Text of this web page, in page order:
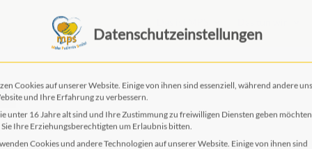
Datenschutzeinstellungen
Cookies auf unserer Website. Einige von ihnen sind essenziell, während andere uns
und Ihre Erfahrung zu verbessern.
unter 16 Jahre alt sind und Ihre Zustimmung zu freiwilligen Diensten geben möchten,
Ihre Erziehungsberechtigten um Erlaubnis bitten.